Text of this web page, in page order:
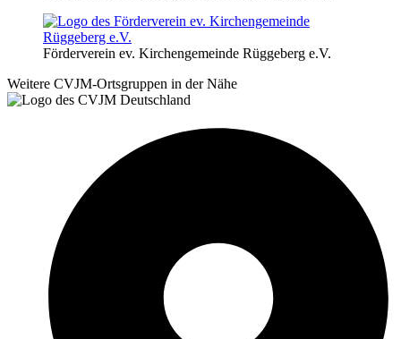
Förderverein ev. Kirchengemeinde Rüggeberg e.V.
Weitere CVJM-Ortsgruppen in der Nähe